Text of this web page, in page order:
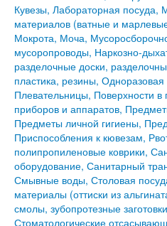
Кувезы, Лабораторная посуда,
материалов (ватные и
Мокрота, Моча,
мусоропроводы, Наркозно-
разделочные доски,
пластика, резины,
Плевательницы, Поверхности
приборов и аппаратов,
Предметы личной гигиены,
Приспособления к кювезам,
полипропиленовые коврики,
оборудование, Санитарный
Смывные воды, Столовая
материалы (оттиски из
смолы, зубопротезные
Стоматологические